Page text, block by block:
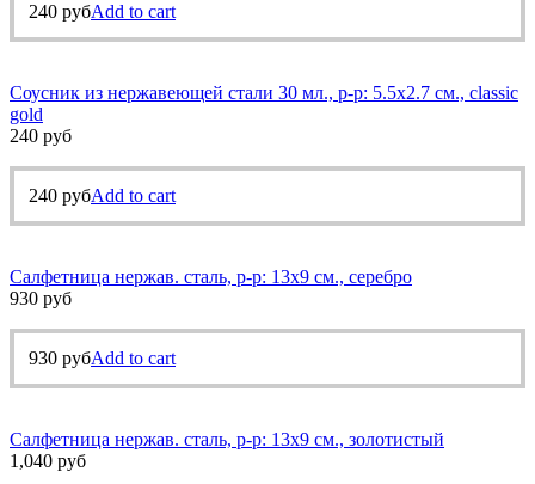
240 рубAdd to cart
Соусник из нержавеющей стали 30 мл., р-р: 5.5х2.7 см., classic
gold
240 руб
240 рубAdd to cart
Салфетница нержав. сталь, р-р: 13х9 см., серебро
930 руб
930 рубAdd to cart
Салфетница нержав. сталь, р-р: 13х9 см., золотистый
1,040 руб